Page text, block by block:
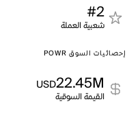
#2
شعبية العملة
إحصائيات السوق POWR
22.45M
USD
القيمة السوقية